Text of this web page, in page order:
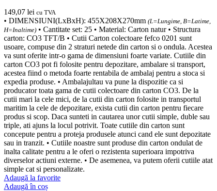
149,07 lei cu TVA
• DIMENSIUNI(LxBxH): 455X208X270mm (L=Lungime, B=Latime,
H=Inaltime) • Cantitate set: 25 • Material: Carton natur • Structura
carton: CO3 TFT/B • Cutii Carton colectoare fefco 0201 sunt
usoare, compuse din 2 straturi netede din carton si o ondula. Acestea
va sunt oferite intr-o gama de dimensiuni foarte variate. Cutiile din
carton CO3 pot fi folosite pentru depozitare, ambalare si transport,
acestea fiind o metoda foarte rentabila de ambalaj pentru a stoca si
expedia produse. • Ambalajultau va pune la dispozitie ca si
producator toata gama de cutii colectoare din carton CO3. De la
cutii mari la cele mici, de la cutii din carton folosite in transportul
maritim la cele de depozitare, exista cutii din carton pentru fiecare
produs si scop. Daca sunteti in cautarea unor cutii simple, duble sau
triple, ati ajuns la locul potrivit. Toate cutiile din carton sunt
concepute pentru a proteja produsele atunci cand ele sunt depozitate
sau in tranzit. • Cutiile noastre sunt produse din carton ondulat de
inalta calitate pentru a le oferi o rezistenta superioara impotriva
diverselor actiuni externe. • De asemenea, va putem oferii cutiile atat
simple cat si personalizate.
Adaugă la favorite
Adaugă în coș